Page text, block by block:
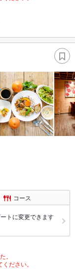
コース
トに変更できます
。
ださい。